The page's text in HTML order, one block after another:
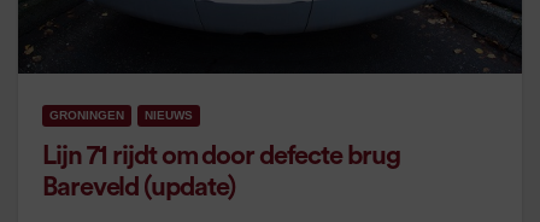
GRONINGEN NIEUWS
Lijn 71 rijdt om door defecte brug
Bareveld (update)